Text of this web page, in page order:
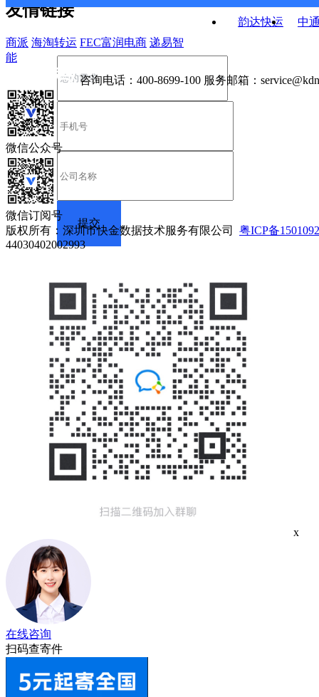
韵达快运
中
友情链接
商派 海淘转运 FEC富润电商 递易智
能
咨询电话： 400-8699-100 服务邮箱：
微信公众号
微信订阅号
版权所有：深圳市快金数据技术服务有限公司 粤ICP备
44030402002993
x
在线咨询
扫码查寄件